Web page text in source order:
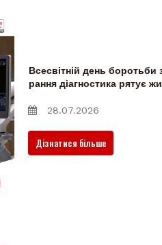
Всесвітній день боротьби
рання діагностика рятує
28.07.2026
Дізнатися більше